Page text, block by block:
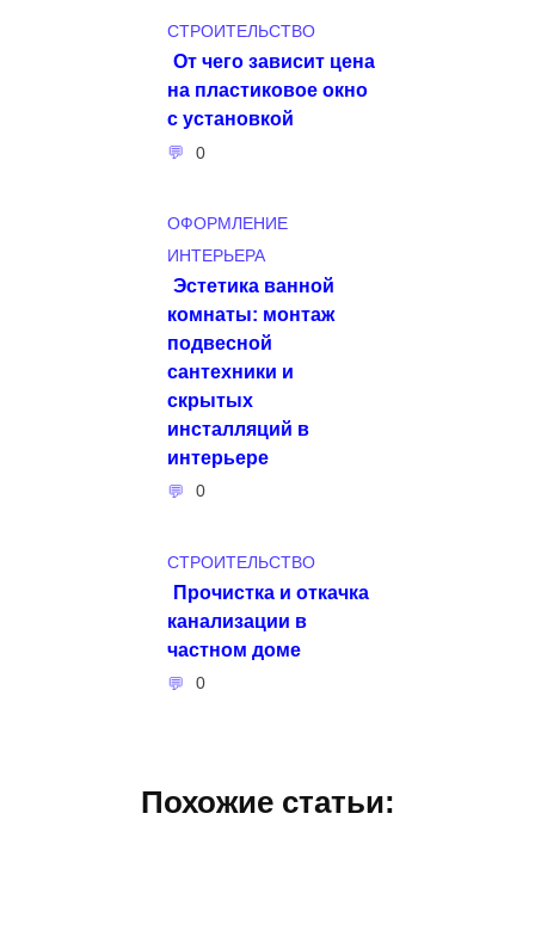
СТРОИТЕЛЬСТВО
От чего зависит цена
на пластиковое окно
с установкой
0
ОФОРМЛЕНИЕ
ИНТЕРЬЕРА
Эстетика ванной
комнаты: монтаж
подвесной
сантехники и
скрытых
инсталляций в
интерьере
0
СТРОИТЕЛЬСТВО
Прочистка и откачка
канализации в
частном доме
0
Похожие статьи: